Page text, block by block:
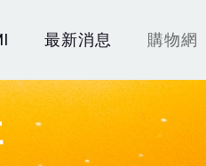
最新消息 購物網